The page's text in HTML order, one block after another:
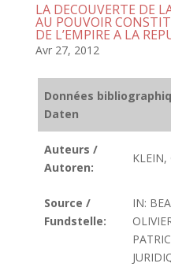
LA DECOUVERTE DE
AU POUVOIR
DE L’EMPIRE A LA
Avr 27, 2012
Données
Daten
Auteurs /
Autoren:
KLEIN,
Source /
Fundstelle:
IN: